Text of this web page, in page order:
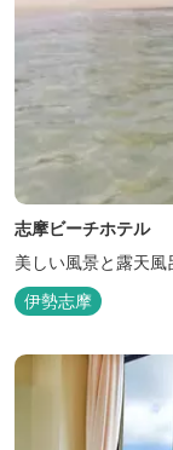
志摩ビーチホテル
美しい風景と露天風
伊勢志摩